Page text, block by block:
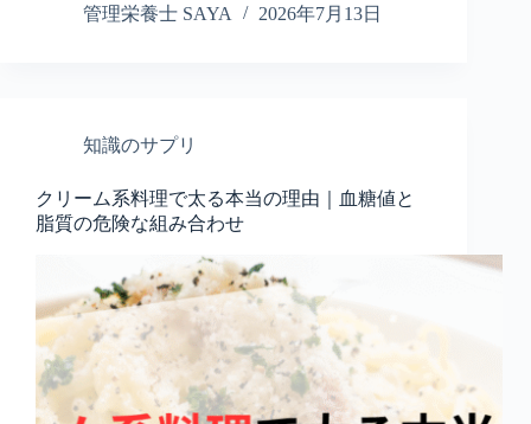
管理栄養士 SAYA
2026年7月13日
知識のサプリ
クリーム系料理で太る本当の理由｜血糖値と
脂質の危険な組み合わせ